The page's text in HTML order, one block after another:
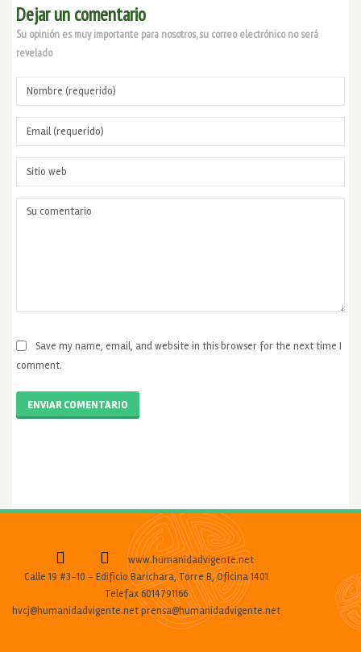
Dejar un comentario
Su opinión es muy importante para nosotros, su correo electrónico no será
revelado
Save my name, email, and website in this browser for the next time I
comment.
ENVIAR COMENTARIO
www.humanidadvigente.net
Calle 19 #3-10 - Edificio Barichara, Torre B, Oficina 1401
Telefax 6014791166
hvcj@humanidadvigente.net prensa@humanidadvigente.net